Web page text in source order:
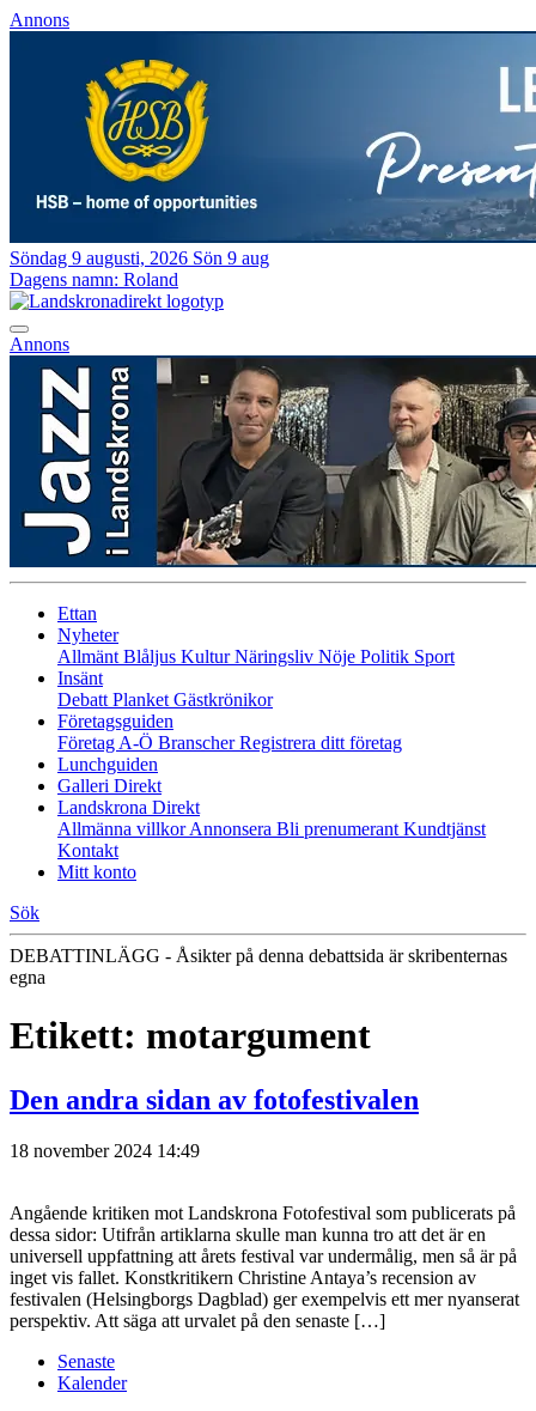
Annons
Söndag 9 augusti, 2026 Sön 9 aug
Dagens namn: Roland
Annons
Ettan
Nyheter
Allmänt Blåljus KulturNäringsliv Nöje Politik Sport
Insänt
Debatt Planket Gästkrönikor
Företagsguiden
Företag A-Ö BranscherRegistrera ditt företag
Lunchguiden
Galleri Direkt
Landskrona Direkt
Allmänna villkorAnnonsera Bli prenumerant Kundtjänst
Kontakt
Mitt konto
Sök
DEBATTINLÄGG - Åsikter på denna debattsida är skribenternas
egna
Etikett: motargument
Den andra sidan av fotofestivalen
18 november 2024 14:49
Angående kritiken mot Landskrona Fotofestival som publicerats på
dessa sidor: Utifrån artiklarna skulle man kunna tro att det är en
universell uppfattning att årets festival var undermålig, men så är på
inget vis fallet. Konstkritikern Christine Antaya’s recension av
festivalen (Helsingborgs Dagblad) ger exempelvis ett mer nyanserat
perspektiv. Att säga att urvalet på den senaste […]
Senaste
Kalender